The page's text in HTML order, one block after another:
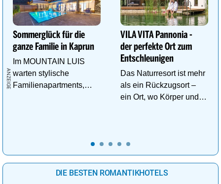
Sommerglück für die
ganze Familie in Kaprun
Im MOUNTAIN LUIS
warten stylische
Familienapartments,
VILA VITA Pannonia -
der perfekte Ort zum
Entschleunigen
Das Naturresort ist mehr
als ein Rückzugsort –
ein Ort, wo Körper und
DIE BESTEN ROMANTIKHOTELS